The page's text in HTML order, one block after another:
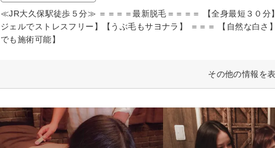
≪JR大久保駅徒歩５分≫ ＝＝＝＝最新脱毛＝＝＝＝ 【全身最短３０分
ジェルでストレスフリー】【うぶ毛もサヨナラ】 ＝＝＝ 【自然な白
でも施術可能】
その他の情報を